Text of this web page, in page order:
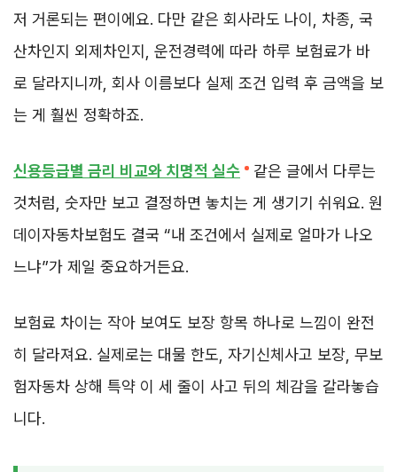
저 거론되는 편이에요. 다만 같은 회사라도 나이, 차종, 국
산차인지 외제차인지, 운전경력에 따라 하루 보험료가 바
로 달라지니까, 회사 이름보다 실제 조건 입력 후 금액을 보
는 게 훨씬 정확하죠.
신용등급별 금리 비교와 치명적 실수
같은 글에서 다루는
것처럼, 숫자만 보고 결정하면 놓치는 게 생기기 쉬워요. 원
데이자동차보험도 결국 “내 조건에서 실제로 얼마가 나오
느냐”가 제일 중요하거든요.
보험료 차이는 작아 보여도 보장 항목 하나로 느낌이 완전
히 달라져요. 실제로는 대물 한도, 자기신체사고 보장, 무보
험자동차 상해 특약 이 세 줄이 사고 뒤의 체감을 갈라놓습
니다.